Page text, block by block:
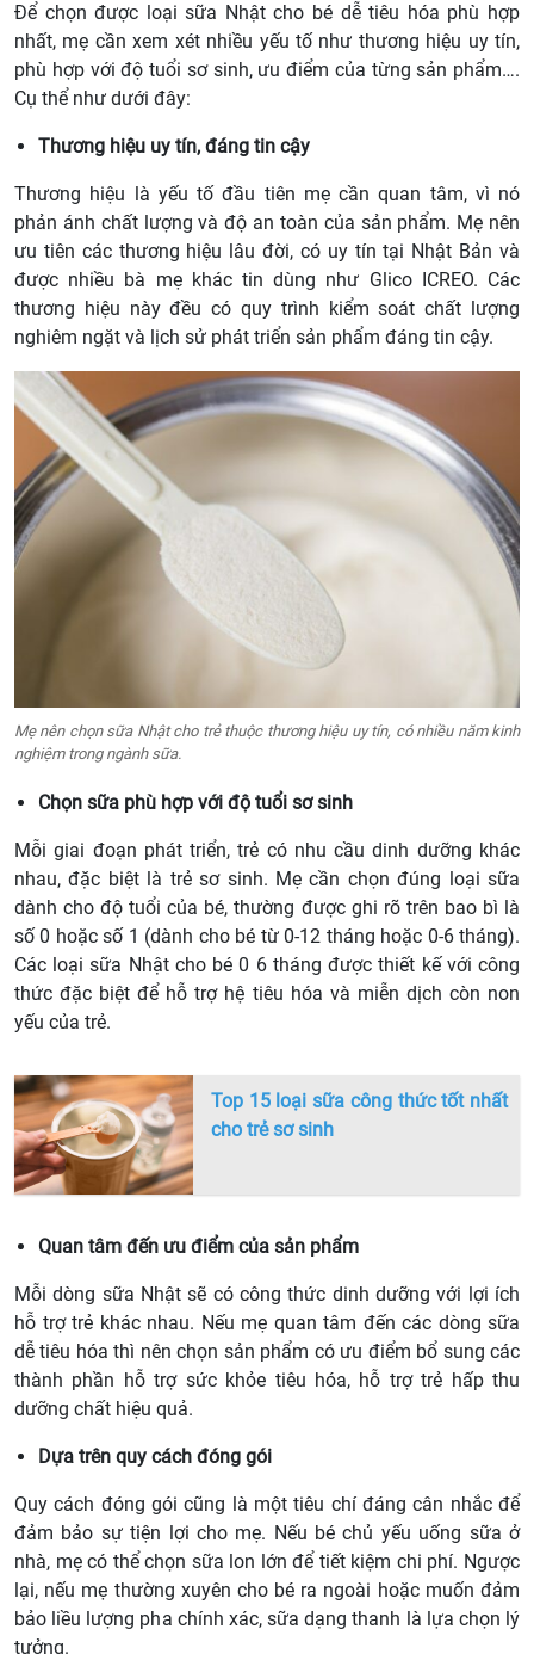
Để chọn được loại sữa Nhật cho bé dễ tiêu hóa phù hợp
nhất, mẹ cần xem xét nhiều yếu tố như thương hiệu uy tín,
phù hợp với độ tuổi sơ sinh, ưu điểm của từng sản phẩm….
Cụ thể như dưới đây:
Thương hiệu uy tín, đáng tin cậy
Thương hiệu là yếu tố đầu tiên mẹ cần quan tâm, vì nó
phản ánh chất lượng và độ an toàn của sản phẩm. Mẹ nên
ưu tiên các thương hiệu lâu đời, có uy tín tại Nhật Bản và
được nhiều bà mẹ khác tin dùng như Glico ICREO. Các
thương hiệu này đều có quy trình kiểm soát chất lượng
nghiêm ngặt và lịch sử phát triển sản phẩm đáng tin cậy.
Mẹ nên chọn sữa Nhật cho trẻ thuộc thương hiệu uy tín, có nhiều năm kinh
nghiệm trong ngành sữa.
Chọn sữa phù hợp với độ tuổi sơ sinh
Mỗi giai đoạn phát triển, trẻ có nhu cầu dinh dưỡng khác
nhau, đặc biệt là trẻ sơ sinh. Mẹ cần chọn đúng loại sữa
dành cho độ tuổi của bé, thường được ghi rõ trên bao bì là
số 0 hoặc số 1 (dành cho bé từ 0-12 tháng hoặc 0-6 tháng).
Các loại sữa Nhật cho bé 0 6 tháng được thiết kế với công
thức đặc biệt để hỗ trợ hệ tiêu hóa và miễn dịch còn non
yếu của trẻ.
Top 15 loại sữa công thức tốt nhất
cho trẻ sơ sinh
Quan tâm đến ưu điểm của sản phẩm
Mỗi dòng sữa Nhật sẽ có công thức dinh dưỡng với lợi ích
hỗ trợ trẻ khác nhau. Nếu mẹ quan tâm đến các dòng sữa
dễ tiêu hóa thì nên chọn sản phẩm có ưu điểm bổ sung các
thành phần hỗ trợ sức khỏe tiêu hóa, hỗ trợ trẻ hấp thu
dưỡng chất hiệu quả.
Dựa trên quy cách đóng gói
Quy cách đóng gói cũng là một tiêu chí đáng cân nhắc để
đảm bảo sự tiện lợi cho mẹ. Nếu bé chủ yếu uống sữa ở
nhà, mẹ có thể chọn sữa lon lớn để tiết kiệm chi phí. Ngược
lại, nếu mẹ thường xuyên cho bé ra ngoài hoặc muốn đảm
bảo liều lượng pha chính xác, sữa dạng thanh là lựa chọn lý
tưởng.